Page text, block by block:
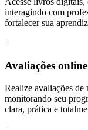
interagindo com
fortalecer sua
Avaliações
Realize avaliações
monitorando seu
clara, prática e